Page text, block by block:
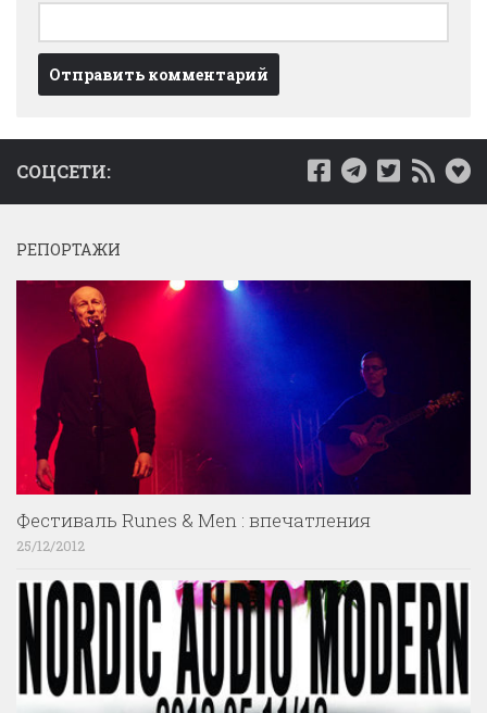
СОЦСЕТИ:
РЕПОРТАЖИ
Фестиваль Runes & Men : впечатления
25/12/2012